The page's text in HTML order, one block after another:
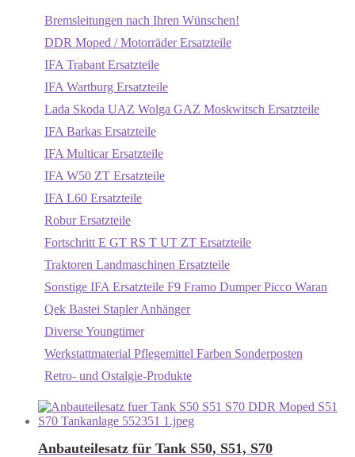
Bremsleitungen nach Ihren Wünschen!
DDR Moped / Motorräder Ersatzteile
IFA Trabant Ersatzteile
IFA Wartburg Ersatzteile
Lada Skoda UAZ Wolga GAZ Moskwitsch Ersatzteile
IFA Barkas Ersatzteile
IFA Multicar Ersatzteile
IFA W50 ZT Ersatzteile
IFA L60 Ersatzteile
Robur Ersatzteile
Fortschritt E GT RS T UT ZT Ersatzteile
Traktoren Landmaschinen Ersatzteile
Sonstige IFA Ersatzteile F9 Framo Dumper Picco Waran
Qek Bastei Stapler Anhänger
Diverse Youngtimer
Werkstattmaterial Pflegemittel Farben Sonderposten
Retro- und Ostalgie-Produkte
Anbauteilesatz für Tank S50, S51, S70